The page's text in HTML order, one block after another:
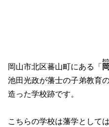
岡山市北区蕃山町にある「
お
池田光政が藩士の子弟教育
造った学校跡です。
こちらの学校は藩学として